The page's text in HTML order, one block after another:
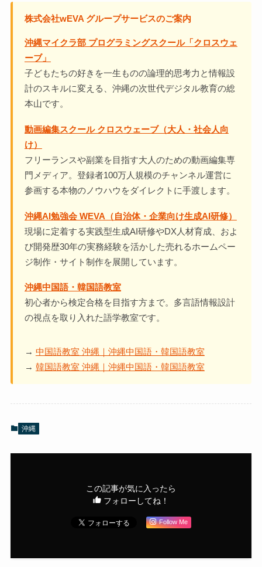
株式会社wEVA グループサービスのご案内
沖縄マイクラ部 プログラミングスクール「クロスウェ
ーブ」
子どもたちの好きを一生ものの論理的思考力と情報設
計のスキルに変える、沖縄の次世代デジタル教育の総
本山です。
動画編集スクール クロスウェーブ（大人・社会人向
け）
フリーランスや副業を目指す大人のための動画編集専
門メディア。登録者100万人規模のチャンネル運営に
参画する本物のノウハウをダイレクトに手渡します。
沖縄AI勉強会 WEVA（自治体・企業向け生成AI研修）
現場に定着する実践型生成AI研修やDX人材育成、およ
び開発歴30年の実務経験を活かした売れるホームペー
ジ制作・サイト制作を展開しています。
沖縄中国語・韓国語教室
初心者から検定合格を目指す方まで。多言語情報設計
の視点を取り入れた語学教室です。
→ 中国語教室 沖縄｜沖縄中国語・韓国語教室
→ 韓国語教室 沖縄｜沖縄中国語・韓国語教室
沖縄
この記事が気に入ったら
フォローしてね！
Follow Me